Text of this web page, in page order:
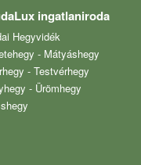
ingatlaniroda
Hegyvidék
- Mátyáshegy
- Testvérhegy
- Ürömhegy